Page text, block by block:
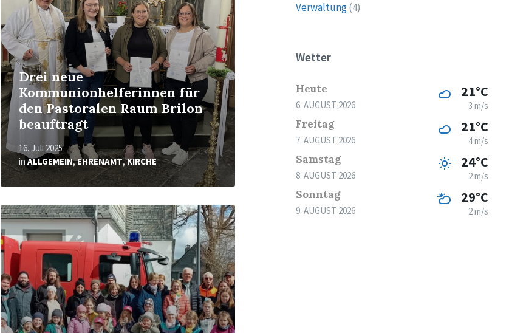
Drei neue
Kommunionhelferinnen für
den Pastoralen Raum Brilon
beauftragt
16. Juli 2025
in ALLGEMEIN,EHRENAMT,KIRCHE
Mehr
erfahren
Verwaltung(4)
Wetter
Heute
6. AUGUST 2026
21°C
3 m/s
Freitag
7. AUGUST 2026
21°C
4 m/s
Samstag
8. AUGUST 2026
24°C
2 m/s
Sonntag
9. AUGUST 2026
29°C
2 m/s